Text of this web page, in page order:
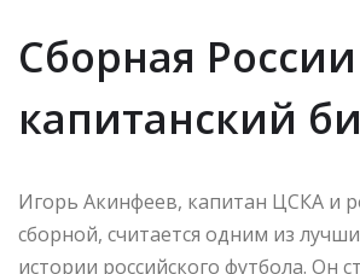
Сборная
капитанский
Игорь Акинфеев, капитан ЦСКА и
сборной, считается одним из
истории российского футбола. Он